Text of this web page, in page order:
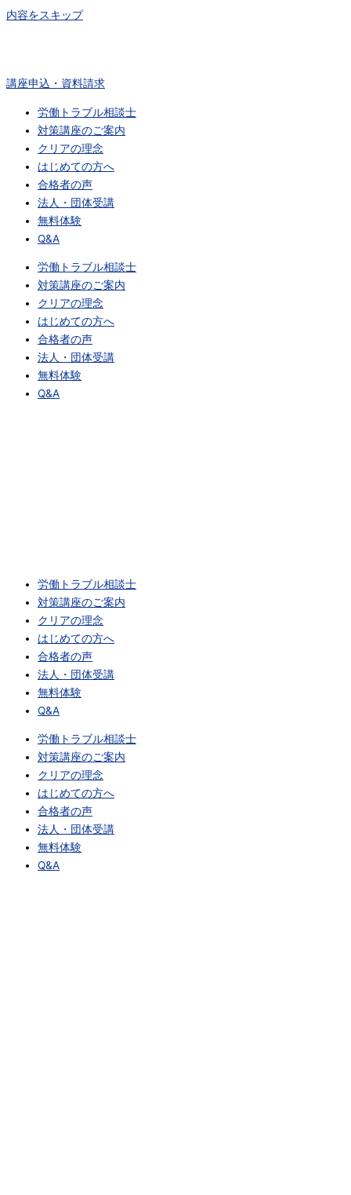
内容をスキップ
講座申込・資料請求
労働トラブル相談士
対策講座のご案内
クリアの理念
はじめての方へ
合格者の声
法人・団体受講
無料体験
Q&A
労働トラブル相談士
対策講座のご案内
クリアの理念
はじめての方へ
合格者の声
法人・団体受講
無料体験
Q&A
労働トラブル相談士
対策講座のご案内
クリアの理念
はじめての方へ
合格者の声
法人・団体受講
無料体験
Q&A
労働トラブル相談士
対策講座のご案内
クリアの理念
はじめての方へ
合格者の声
法人・団体受講
無料体験
Q&A